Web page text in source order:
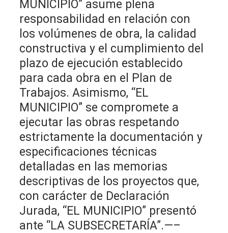
MUNICIPIO” asume plena
responsabilidad en relación con
los volúmenes de obra, la calidad
constructiva y el cumplimiento del
plazo de ejecución establecido
para cada obra en el Plan de
Trabajos. Asimismo, “EL
MUNICIPIO” se compromete a
ejecutar las obras respetando
estrictamente la documentación y
especificaciones técnicas
detalladas en las memorias
descriptivas de los proyectos que,
con carácter de Declaración
Jurada, “EL MUNICIPIO” presentó
ante “LA SUBSECRETARÍA”.—–